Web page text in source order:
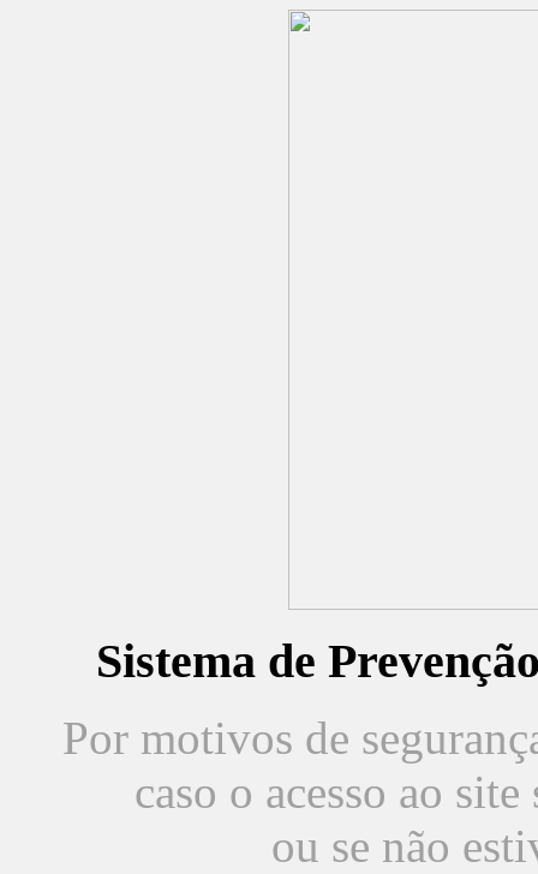
Sistema de
Por motivos de
caso o acesso ao
ou se não